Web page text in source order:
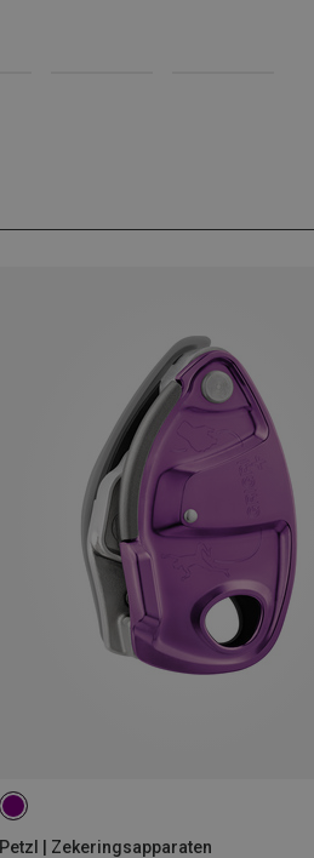
Petzl | Zekeringsapparaten